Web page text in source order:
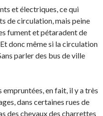
et électriques, ce qui
de circulation, mais peine
fument et pétaradent de
donc même si la circulation
parler des bus de ville
empruntées, en fait, il y a très
dans certaines rues de
des chevaux des charrettes